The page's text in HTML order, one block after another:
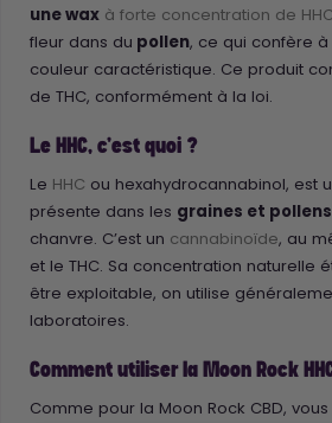
une wax à forte concentration de HHC
fleur dans du pollen, ce qui confère
couleur caractéristique. Ce produit
de THC, conformément à la loi.
Le HHC, c’est quoi ?
Le HHC ou hexahydrocannabinol, est
présente dans les graines et pollens
chanvre. C’est un cannabinoïde, au
et le THC. Sa concentration naturelle
être exploitable, on utilise
laboratoires.
Comment utiliser la Moon Rock
Comme pour la Moon Rock CBD,